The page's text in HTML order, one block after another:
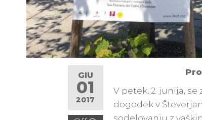
GIU
01
2017
V petek, 2. junija, se
dogodek v